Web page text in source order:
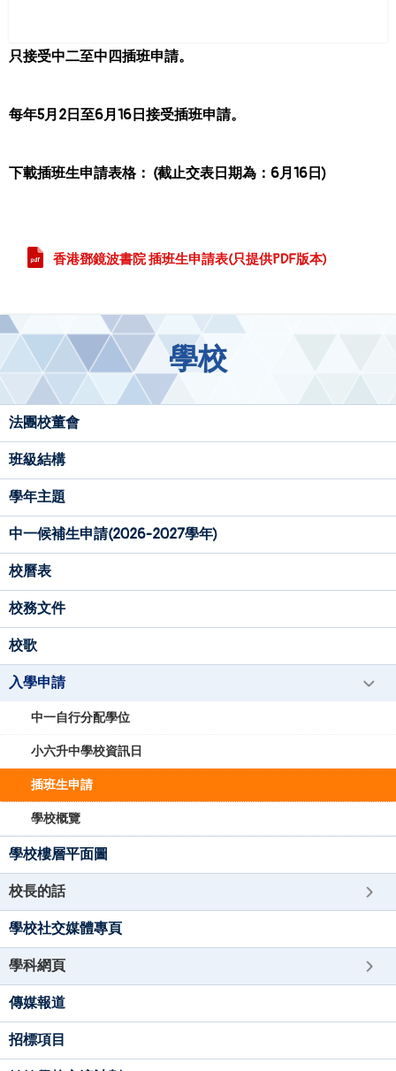
只接受中二至中四插班申請。
每年5月2日至6月16日接受插班申請。
下載插班生申請表格： (截止交表日期為：6月16日)
香港鄧鏡波書院 插班生申請表(只提供PDF版本)
學校
法團校董會
班級結構
學年主題
中一候補生申請(2026-2027學年)
校曆表
校務文件
校歌
入學申請
中一自行分配學位
小六升中學校資訊日
插班生申請
學校概覽
學校樓層平面圖
校長的話
學校社交媒體專頁
學科網頁
傳媒報道
招標項目